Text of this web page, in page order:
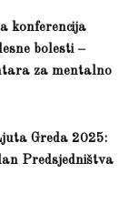
konferencija
bolesti –
za mentalno
Greda 2025:
Predsjedništva